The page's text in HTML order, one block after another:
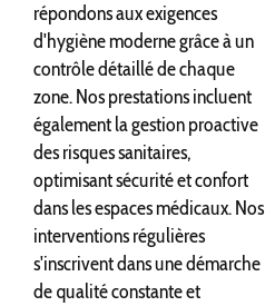
répondons aux exigences
d'hygiène moderne grâce à un
contrôle détaillé de chaque
zone. Nos prestations incluent
également la gestion proactive
des risques sanitaires,
optimisant sécurité et confort
dans les espaces médicaux. Nos
interventions régulières
s'inscrivent dans une démarche
de qualité constante et